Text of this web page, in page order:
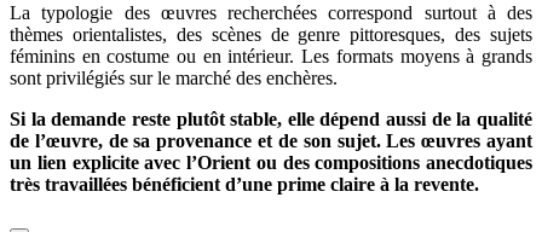
La typologie des œuvres recherchées correspond surtout à des
thèmes orientalistes, des scènes de genre pittoresques, des sujets
féminins en costume ou en intérieur. Les formats moyens à grands
sont privilégiés sur le marché des enchères.
Si la demande reste plutôt stable, elle dépend aussi de la qualité
de l’œuvre, de sa provenance et de son sujet. Les œuvres ayant
un lien explicite avec l’Orient ou des compositions anecdotiques
très travaillées bénéficient d’une prime claire à la revente.